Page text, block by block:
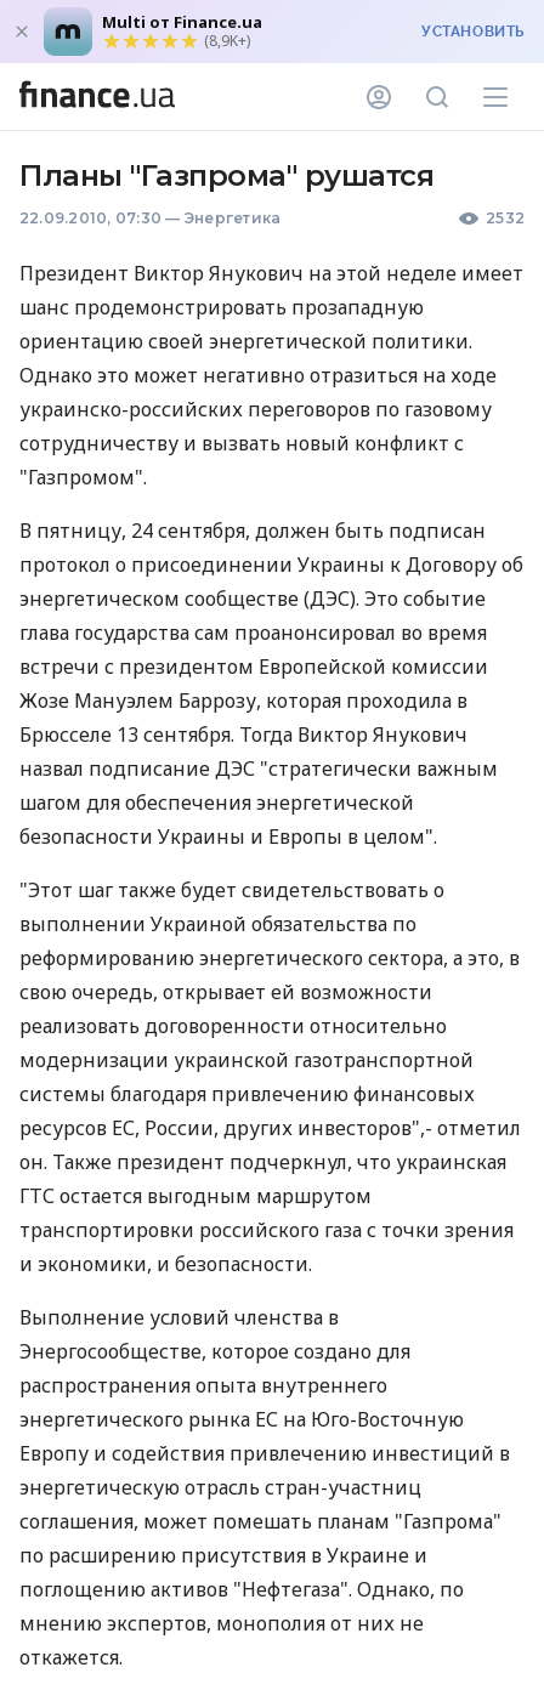
Multi от Finance.ua
(8,9K+) УСТАНОВИТЬ
Планы "Газпрома" рушатся
22.09.2010, 07:30 — Энергетика 2532
Президент Виктор Янукович на этой неделе имеет
шанс продемонстрировать прозападную
ориентацию своей энергетической политики.
Однако это может негативно отразиться на ходе
украинско-российских переговоров по газовому
сотрудничеству и вызвать новый конфликт с
"Газпромом".
В пятницу, 24 сентября, должен быть подписан
протокол о присоединении Украины к Договору об
энергетическом сообществе (ДЭС). Это событие
глава государства сам проанонсировал во время
встречи с президентом Европейской комиссии
Жозе Мануэлем Баррозу, которая проходила в
Брюсселе 13 сентября. Тогда Виктор Янукович
назвал подписание ДЭС "стратегически важным
шагом для обеспечения энергетической
безопасности Украины и Европы в целом".
"Этот шаг также будет свидетельствовать о
выполнении Украиной обязательства по
реформированию энергетического сектора, а это, в
свою очередь, открывает ей возможности
реализовать договоренности относительно
модернизации украинской газотранспортной
системы благодаря привлечению финансовых
ресурсов ЕС, России, других инвесторов",- отметил
он. Также президент подчеркнул, что украинская
ГТС остается выгодным маршрутом
транспортировки российского газа с точки зрения
и экономики, и безопасности.
Выполнение условий членства в
Энергосообществе, которое создано для
распространения опыта внутреннего
энергетического рынка ЕС на Юго-Восточную
Европу и содействия привлечению инвестиций в
энергетическую отрасль стран-участниц
соглашения, может помешать планам "Газпрома"
по расширению присутствия в Украине и
поглощению активов "Нефтегаза". Однако, по
мнению экспертов, монополия от них не
откажется.